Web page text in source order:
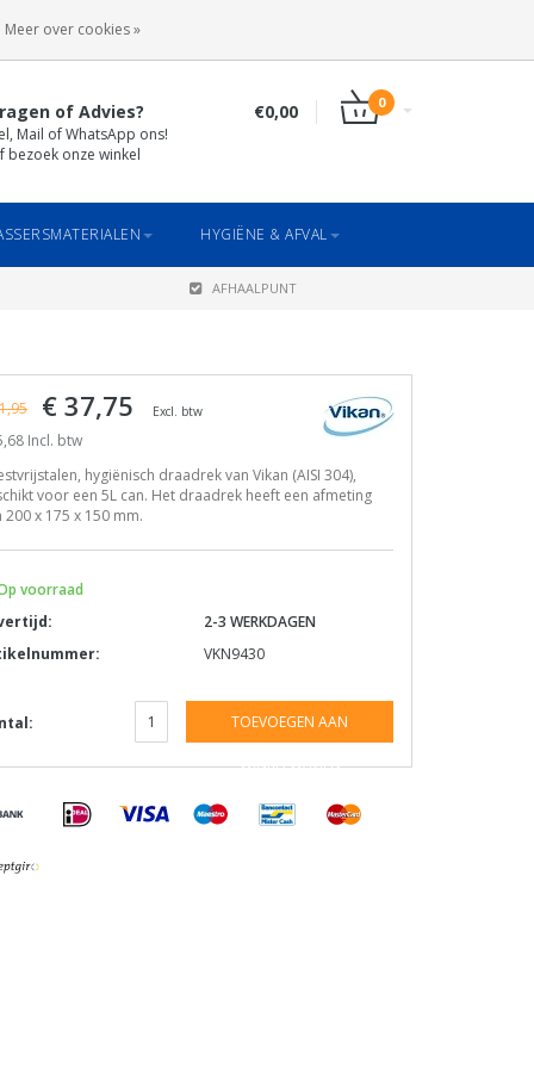
of Advies?
Mail of WhatsApp ons!
bezoek onze winkel
€0,00 0
HYGIËNE & AFVAL
AFHAALPUNT
€ 37,75 Excl. btw
Incl. btw
hygiënisch draadrek van Vikan (AISI 304),
voor een 5L can. Het draadrek heeft een afmeting
200 x 175 x 150 mm.
voorraad
2-3 WERKDAGEN
VKN9430
TOEVOEGEN AAN
WINKELWAGEN
Meer over cookies »